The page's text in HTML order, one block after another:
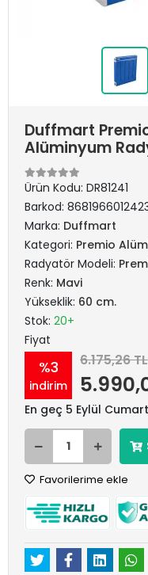
Duffmart
Alüminyum
Ürün Kodu: DR81241
Barkod:
Marka: Duffmart
Kategori: Premio
Radyatör Modeli:
Renk: Mavi
Yükseklik: 60 cm.
Stok: 20+
Fiyat
%3
indirim
6.175,26 TL
En geç 5 Eylül
Favorilerime ekle